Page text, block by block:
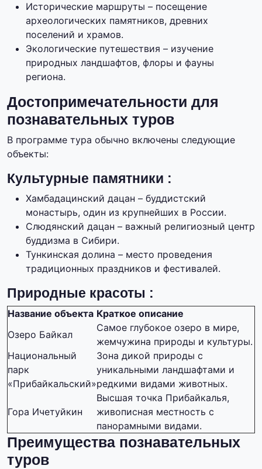
Исторические маршруты – посещение
археологических памятников, древних
поселений и храмов.
Экологические путешествия – изучение
природных ландшафтов, флоры и фауны
региона.
Достопримечательности для
познавательных туров
В программе тура обычно включены следующие
объекты:
Культурные памятники :
Хамбадацинский дацан – буддистский
монастырь, один из крупнейших в России.
Слюдянский дацан – важный религиозный центр
буддизма в Сибири.
Тункинская долина – место проведения
традиционных праздников и фестивалей.
Природные красоты :
Название объекта Краткое описание
Озеро Байкал
Самое глубокое озеро в мире,
жемчужина природы и культуры.
Национальный
парк
«Прибайкальский»
Зона дикой природы с
уникальными ландшафтами и
редкими видами животных.
Гора Ичетуйкин
Высшая точка Прибайкалья,
живописная местность с
панорамными видами.
Преимущества познавательных
туров